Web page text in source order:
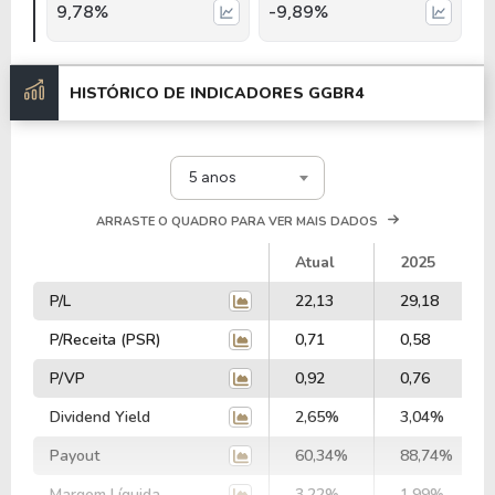
9,78% -9,89%
HISTÓRICO DE INDICADORES GGBR4
5 anos
ARRASTE O QUADRO PARA VER MAIS DADOS
Atual
2025
P/L
22,13
29,18
P/Receita (PSR)
0,71
0,58
P/VP
0,92
0,76
Dividend Yield
2,65%
3,04%
Payout
60,34%
88,74%